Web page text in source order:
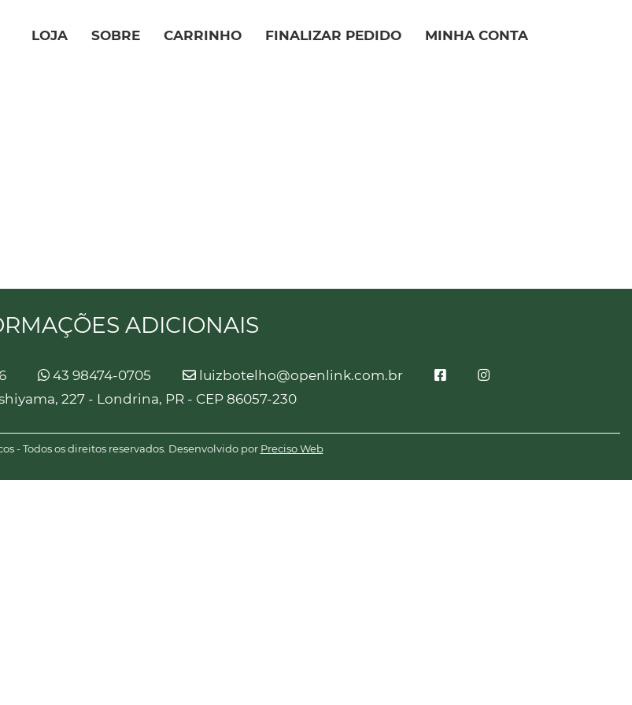
LOJA SOBRE CARRINHO FINALIZAR PEDIDO MINHA CONTA
ADICIONAIS
43 98474-0705
luizbotelho@openlink.com.br
227 - Londrina, PR - CEP 86057-230
- Todos os direitos reservados. Desenvolvido por Preciso Web